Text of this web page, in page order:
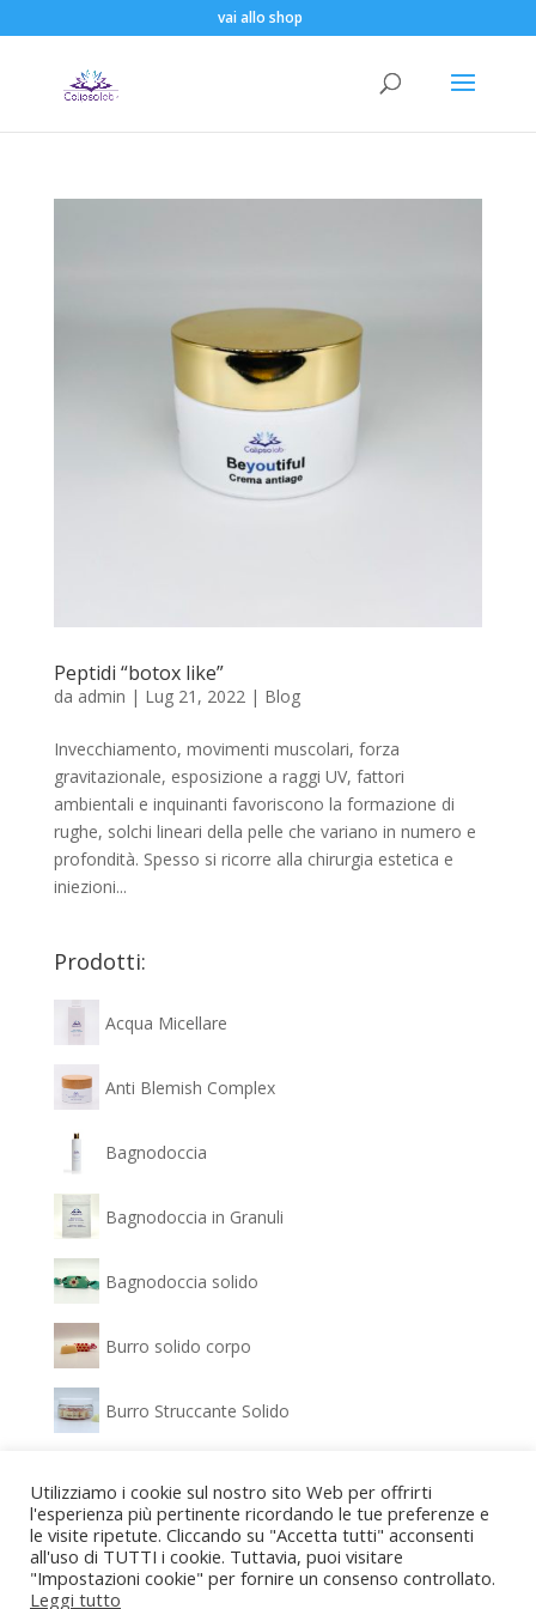
vai allo shop
Peptidi “botox like”
da admin | Lug 21, 2022| Blog
Invecchiamento, movimenti muscolari, forza
gravitazionale, esposizione a raggi UV, fattori
ambientali e inquinanti favoriscono la formazione di
rughe, solchi lineari della pelle che variano in numero e
profondità. Spesso si ricorre alla chirurgia estetica e
iniezioni...
Prodotti:
Acqua Micellare
Anti Blemish Complex
Bagnodoccia
Bagnodoccia in Granuli
Bagnodoccia solido
Burro solido corpo
Burro Struccante Solido
Confezione regalo Bagnodoccia e Gel idratante
Confezione regalo Detergente viso e Crema
Utilizziamo i cookie sul nostro sito Web per offrirti
l'esperienza più pertinente ricordando le tue preferenze e
le visite ripetute. Cliccando su "Accetta tutti" acconsenti
all'uso di TUTTI i cookie. Tuttavia, puoi visitare
"Impostazioni cookie" per fornire un consenso controllato.
Leggi tutto